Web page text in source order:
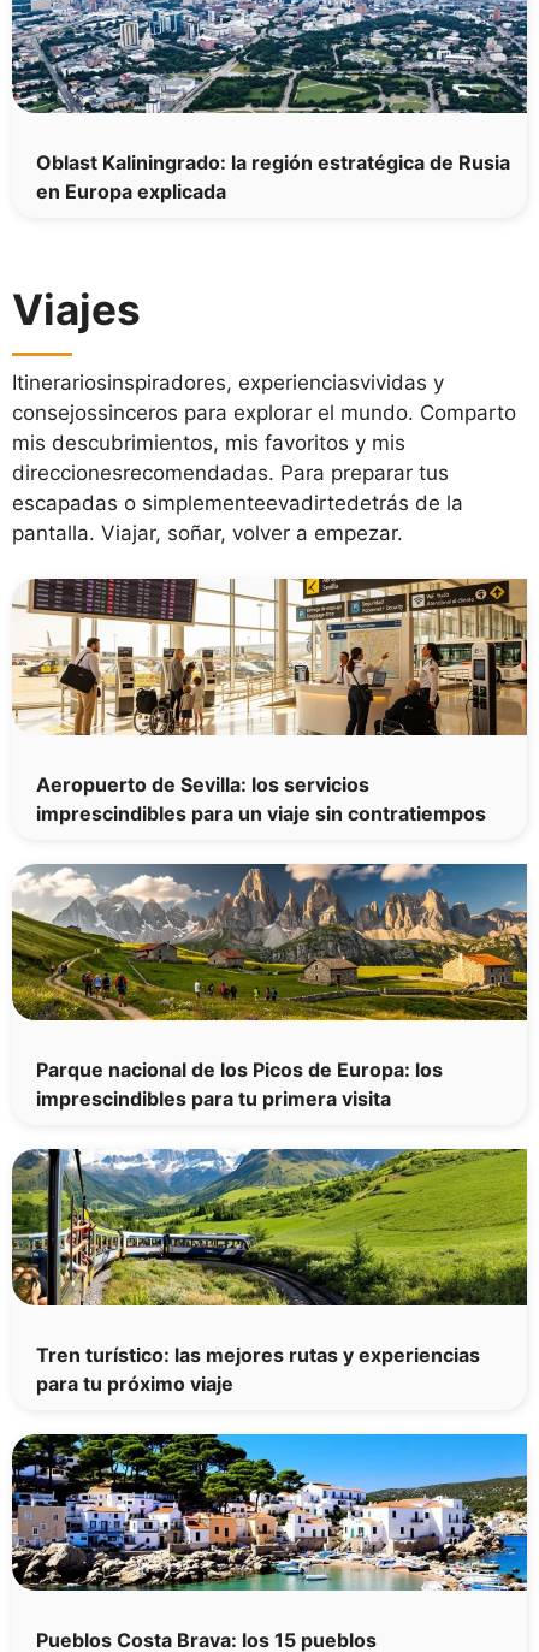
Oblast Kaliningrado: la región estratégica de Rusia
en Europa explicada
Viajes
Itinerariosinspiradores, experienciasvividas y
consejossinceros para explorar el mundo. Comparto
mis descubrimientos, mis favoritos y mis
direccionesrecomendadas. Para preparar tus
escapadas o simplementeevadirtedetrás de la
pantalla. Viajar, soñar, volver a empezar.
Aeropuerto de Sevilla: los servicios
imprescindibles para un viaje sin contratiempos
Parque nacional de los Picos de Europa: los
imprescindibles para tu primera visita
Tren turístico: las mejores rutas y experiencias
para tu próximo viaje
Pueblos Costa Brava: los 15 pueblos